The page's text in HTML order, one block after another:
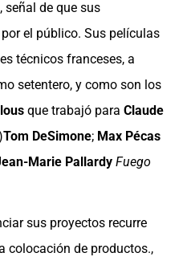
señal de que sus
el público. Sus películas
técnicos franceses, a
setentero, y como son los
que trabajó para Claude
Tom DeSimone; Max Pécas
Marie Pallardy Fuego
sus proyectos recurre
colocación de productos.,